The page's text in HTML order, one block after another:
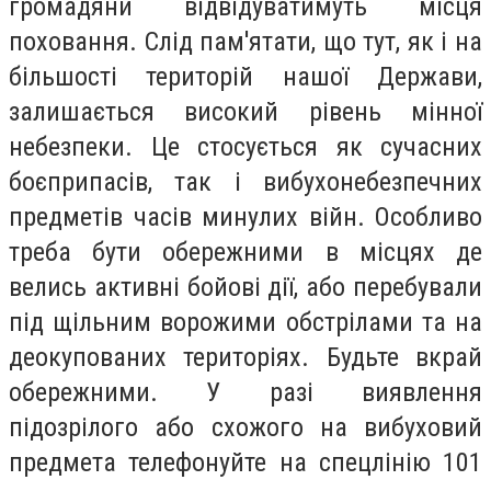
громадяни відвідуватимуть місця
поховання. Слід пам'ятати, що тут, як і на
більшості територій нашої Держави,
залишається високий рівень мінної
небезпеки. Це стосується як сучасних
боєприпасів, так і вибухонебезпечних
предметів часів минулих війн. Особливо
треба бути обережними в місцях де
велись активні бойові дії, або перебували
під щільним ворожими обстрілами та на
деокупованих територіях. Будьте вкрай
обережними. У разі виявлення
підозрілого або схожого на вибуховий
предмета телефонуйте на спецлінію 101